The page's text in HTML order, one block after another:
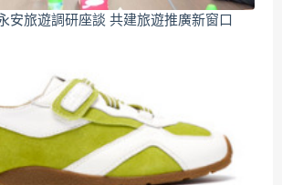
安旅遊調研座談 共建旅遊推廣新窗口